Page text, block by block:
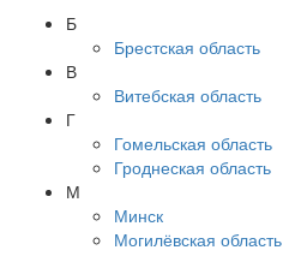
Б
Брестская область
В
Витебская область
Г
Гомельская область
Гроднеская область
М
Минск
Могилёвская область